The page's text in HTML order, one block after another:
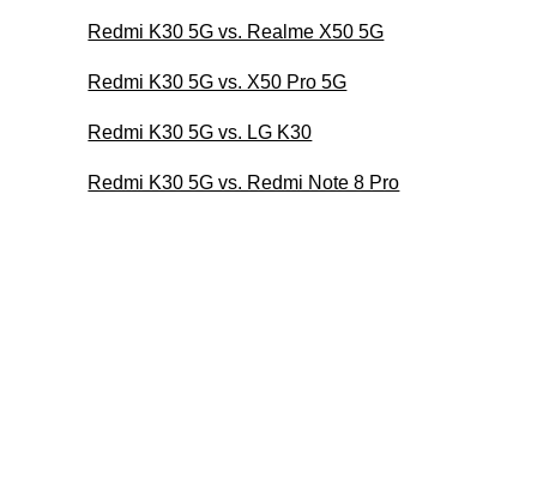
Redmi K30 5G vs. Realme X50 5G
Redmi K30 5G vs. X50 Pro 5G
Redmi K30 5G vs. LG K30
Redmi K30 5G vs. Redmi Note 8 Pro